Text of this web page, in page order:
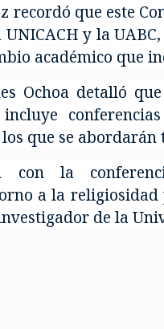
recordó que este
UNICACH y la
académico que
Ochoa detalló
que se
con la
a la
de la